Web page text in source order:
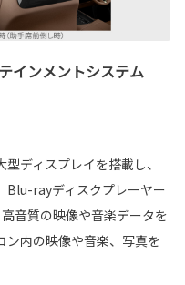
インメントシステム
ディスプレイを搭載し、
Blu-rayディスクプレーヤー
音質の映像や音楽データを
ン内の映像や音楽、写真を